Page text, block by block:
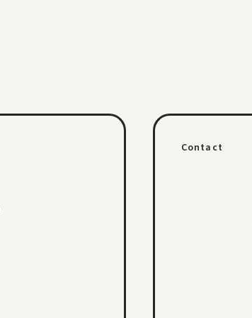
Contact